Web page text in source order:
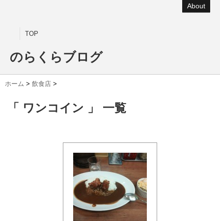
About
TOP
のらくらブログ
ホーム > 飲食店 >
「 ワンコイン 」 一覧